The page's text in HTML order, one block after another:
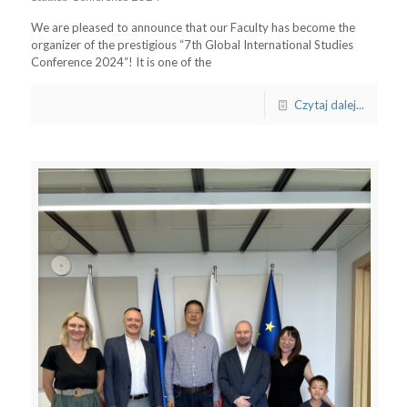
We are pleased to announce that our Faculty has become the
organizer of the prestigious “7th Global International Studies
Conference 2024“! It is one of the
Czytaj dalej...